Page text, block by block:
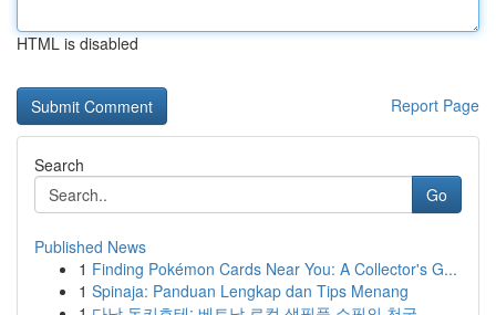
HTML is disabled
Report Page
Search
Go
Published News
1 Finding Pokémon Cards Near You: A Collector's G...
1 Spinaja: Panduan Lengkap dan Tips Menang